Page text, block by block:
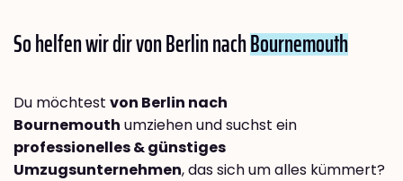
So helfen wir dir von Berlin nachBournemouth
Du möchtest von Berlin nach
Bournemouth umziehen und suchst ein
professionelles & günstiges
Umzugsunternehmen, das sich um alles kümmert?